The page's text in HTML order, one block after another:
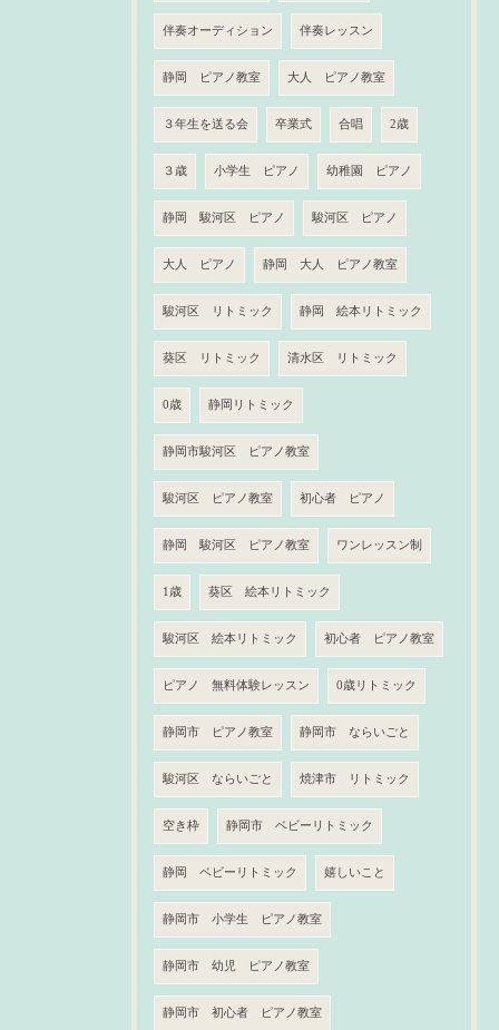
伴奏オーディション 伴奏レッスン
静岡 ピアノ教室 大人 ピアノ教室
３年生を送る会 卒業式 合唱 2歳
３歳 小学生 ピアノ 幼稚園 ピアノ
静岡 駿河区 ピアノ 駿河区 ピアノ
大人 ピアノ 静岡 大人 ピアノ教室
駿河区 リトミック 静岡 絵本リトミック
葵区 リトミック 清水区 リトミック
0歳 静岡リトミック
静岡市駿河区 ピアノ教室
駿河区 ピアノ教室 初心者 ピアノ
静岡 駿河区 ピアノ教室 ワンレッスン制
1歳 葵区 絵本リトミック
駿河区 絵本リトミック 初心者 ピアノ教室
ピアノ 無料体験レッスン 0歳リトミック
静岡市 ピアノ教室 静岡市 ならいごと
駿河区 ならいごと 焼津市 リトミック
空き枠 静岡市 ベビーリトミック
静岡 ベビーリトミック 嬉しいこと
静岡市 小学生 ピアノ教室
静岡市 幼児 ピアノ教室
静岡市 初心者 ピアノ教室